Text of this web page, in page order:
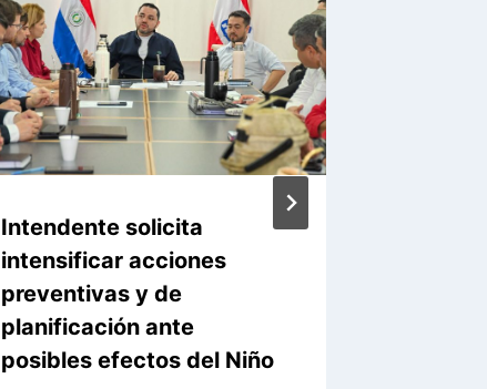
Intendente solicita
intensificar acciones
preventivas y de
planificación ante
posibles efectos del Niño